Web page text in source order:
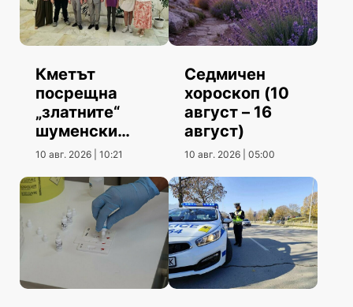
Кметът
посрещна
„златните“
шуменски
информатици
10 авг. 2026 | 10:21
Седмичен
хороскоп (10
август – 16
август)
10 авг. 2026 | 05:00